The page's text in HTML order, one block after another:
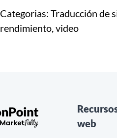
Categorias: Traducción de
rendimiento, video
web